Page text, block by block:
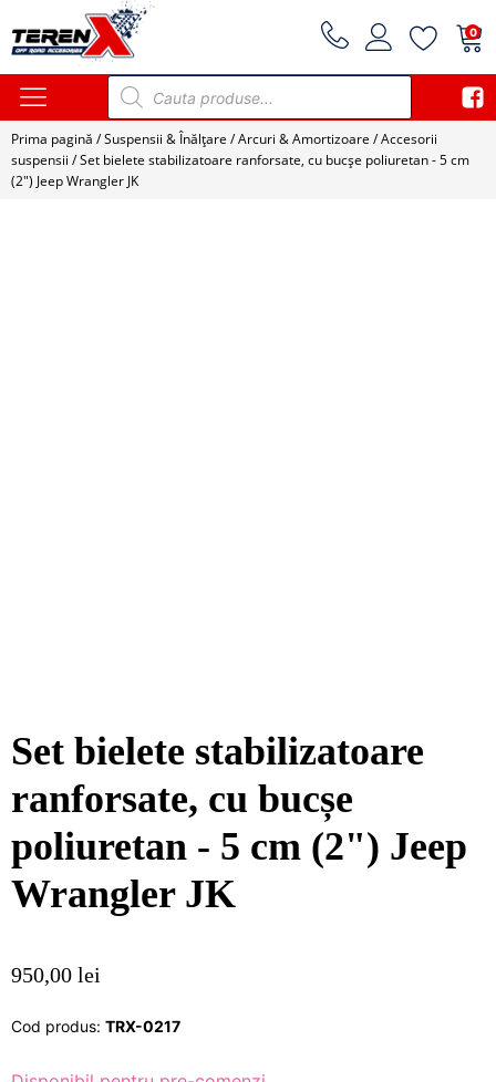
0
Products
search
Prima pagină /Suspensii & Înălțare /Arcuri & Amortizoare /Accesorii
suspensii / Set bielete stabilizatoare ranforsate, cu bucșe poliuretan - 5 cm
(2") Jeep Wrangler JK
Set bielete stabilizatoare
ranforsate, cu bucșe
poliuretan - 5 cm (2") Jeep
Wrangler JK
950,00 lei
Cod produs: TRX-0217